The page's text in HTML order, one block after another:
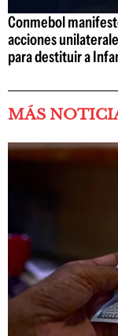
Conmebol
acciones
para destituir a
MÁS